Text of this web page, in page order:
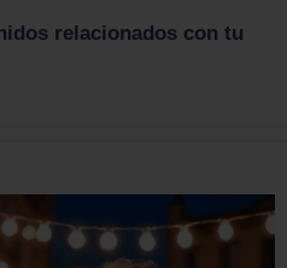
relacionados con tu